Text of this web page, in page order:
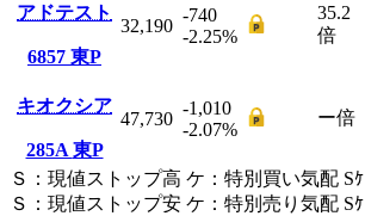
アドテスト
6857 東P
32,190
-740
-2.25%
35.2
倍
キオクシア
285A 東P
47,730
-1,010
-2.07%
ー倍
Ｓ ： 現値ストップ高 ケ ： 特別買い気配 Sｹ
Ｓ ： 現値ストップ安 ケ ： 特別売 り 気配 Sｹ